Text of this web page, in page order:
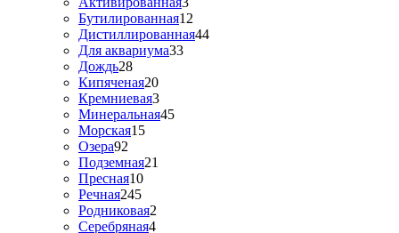
Бутилированная12
Дистиллированная44
Для аквариума33
Дождь28
Кипяченая20
Кремниевая3
Минеральная45
Морская15
Озера92
Подземная21
Пресная10
Речная245
Родниковая2
Серебряная4